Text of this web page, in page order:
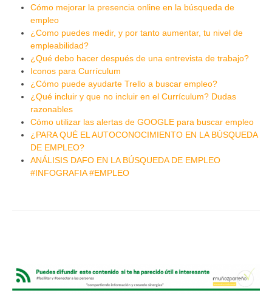
Cómo mejorar la presencia online en la búsqueda de
empleo
¿Como puedes medir, y por tanto aumentar, tu nivel de
empleabilidad?
¿Qué debo hacer después de una entrevista de trabajo?
Iconos para Currículum
¿Cómo puede ayudarte Trello a buscar empleo?
¿Qué incluir y que no incluir en el Currículum? Dudas
razonables
Cómo utilizar las alertas de GOOGLE para buscar empleo
¿PARA QUÉ EL AUTOCONOCIMIENTO EN LA BÚSQUEDA
DE EMPLEO?
ANÁLISIS DAFO EN LA BÚSQUEDA DE EMPLEO
#INFOGRAFIA #EMPLEO